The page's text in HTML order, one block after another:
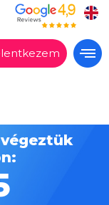
Árak